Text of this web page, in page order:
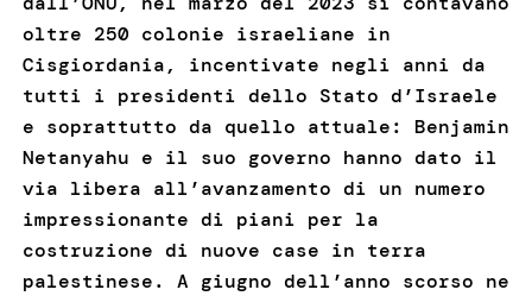
oltre 250 colonie israeliane in
Cisgiordania, incentivate negli anni da
tutti i presidenti dello Stato d’Israele
e soprattutto da quello attuale: Benjamin
Netanyahu e il suo governo hanno dato il
via libera all’avanzamento di un numero
impressionante di piani per la
costruzione di nuove case in terra
palestinese. A giugno dell’anno scorso ne